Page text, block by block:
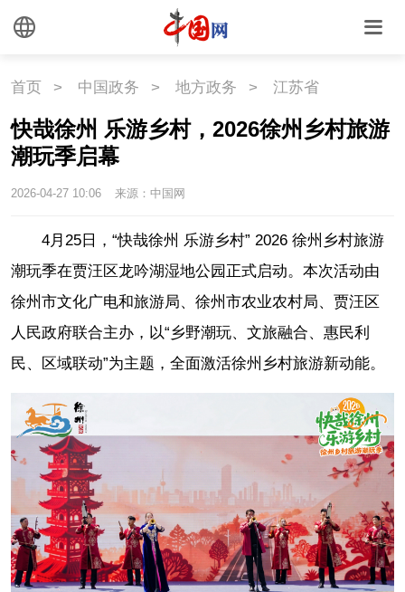
首页 > 中国政务 > 地方政务 > 江苏省
快哉徐州 乐游乡村，2026徐州乡村旅游
潮玩季启幕
2026-04-27 10:06 来源：中国网
4月25日，“快哉徐州 乐游乡村” 2026 徐州乡村旅游
潮玩季在贾汪区龙吟湖湿地公园正式启动。本次活动由
徐州市文化广电和旅游局、徐州市农业农村局、贾汪区
人民政府联合主办，以“乡野潮玩、文旅融合、惠民利
民、区域联动”为主题，全面激活徐州乡村旅游新动能。